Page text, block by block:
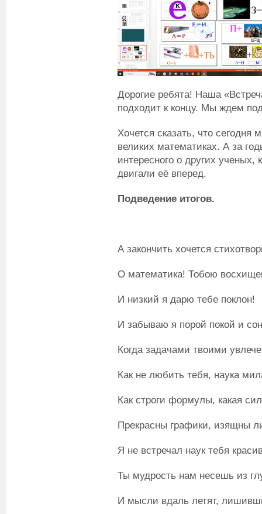
Дорогие ребята! Наша
подходит к концу. Мы ждем
Хочется сказать, что
великих математиках. А за
интересного о других ученых,
двигали её вперед.
Подведение итогов.
А закончить хочется
О математика! Тобою
И низкий я дарю тебе поклон!
И забываю я порой покой и
Когда задачами твоими
Как не любить тебя, наука
Как строги формулы, какая
Прекрасны графики, изящны
Я не встречал наук тебя
Ты мудрость нам несешь из
И мысли вдаль летят,